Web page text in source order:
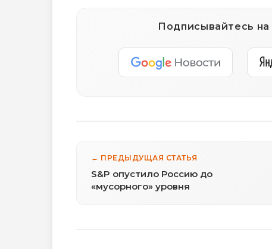
Подписывайтесь на
← ПРЕДЫДУЩАЯ СТАТЬЯ
S&P опустило Россию до
«мусорного» уровня